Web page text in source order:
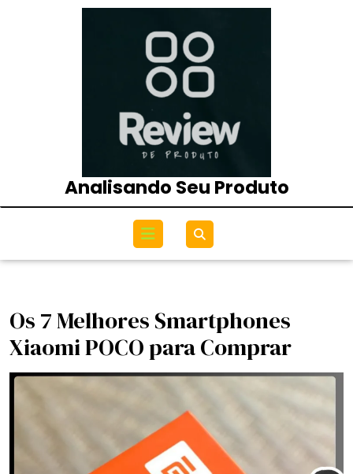
Analisando Seu Produto
Open
Menu
Os 7 Melhores Smartphones
Xiaomi POCO para Comprar